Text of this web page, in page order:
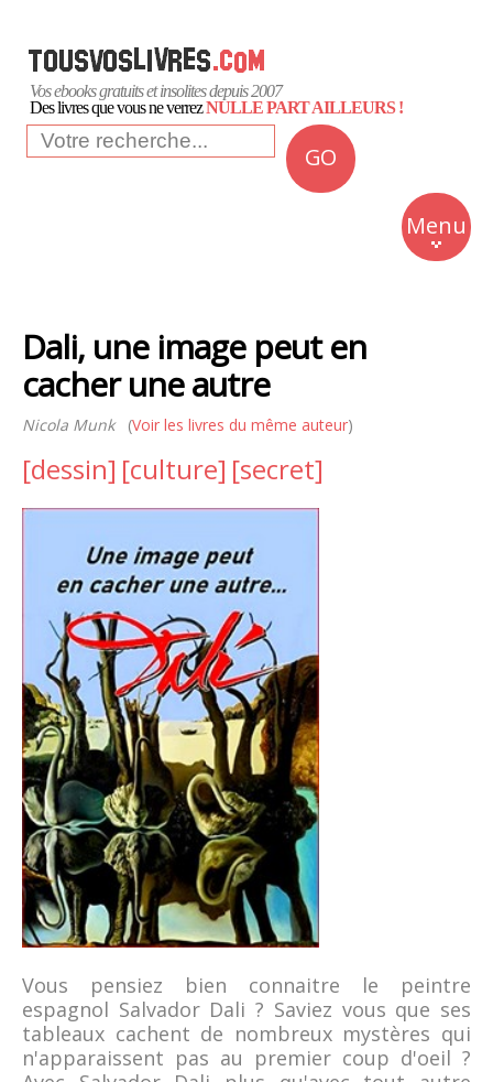
Vos ebooks gratuits et insolites depuis 2007
Des livres que vous ne verrezNULLE PART AILLEURS !
GO
Menu
Insolite
Business
Dali, une image peut en
cacher une autre
Nicola Munk(Voir les livres du même auteur)
[dessin] [culture] [secret]
Vous pensiez bien connaitre le peintre
espagnol Salvador Dali ? Saviez vous que ses
tableaux cachent de nombreux mystères qui
n'apparaissent pas au premier coup d'oeil ?